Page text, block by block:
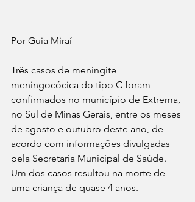
Por Guia Miraí
Três casos de meningite
meningocócica do tipo C foram
confirmados no município de Extrema,
no Sul de Minas Gerais, entre os meses
de agosto e outubro deste ano, de
acordo com informações divulgadas
pela Secretaria Municipal de Saúde.
Um dos casos resultou na morte de
uma criança de quase 4 anos.